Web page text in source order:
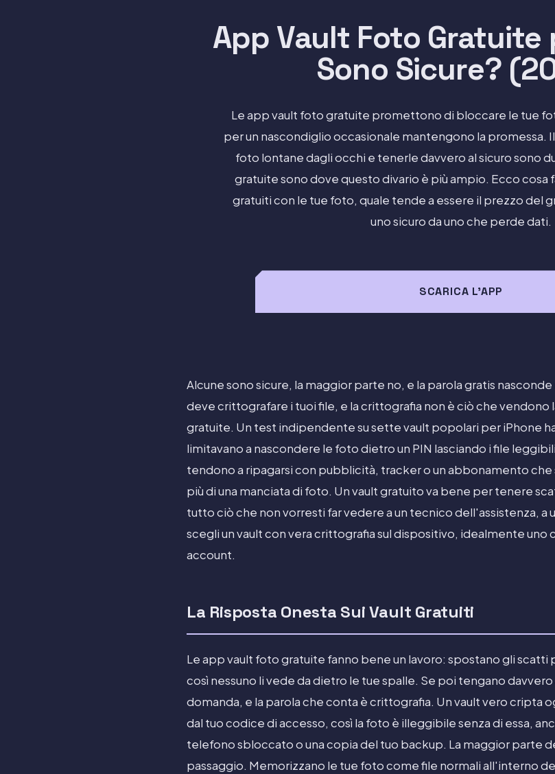
App Vault Foto Gratuite
Sono Sicure?
Le app vault foto gratuite promettono di bloccare le tue
per un nascondiglio occasionale mantengono la promessa.
foto lontane dagli occhi e tenerle davvero al sicuro sono
gratuite sono dove questo divario è più ampio. Ecco cosa
gratuiti con le tue foto, quale tende a essere il prezzo del
uno sicuro da uno che perde dati.
SCARICA L'APP
Alcune sono sicure, la maggior parte no, e la parola gratis
deve crittografare i tuoi file, e la crittografia non è ciò che
gratuite. Un test indipendente su sette vault popolari per iPhone
limitavano a nascondere le foto dietro un PIN lasciando i file
tendono a ripagarsi con pubblicità, tracker o un abbonamento
più di una manciata di foto. Un vault gratuito va bene per tenere
tutto ciò che non vorresti far vedere a un tecnico dell'assistenza, a
scegli un vault con vera crittografia sul dispositivo, idealmente uno
account.
La Risposta Onesta Sui Vault Gratuiti
Le app vault foto gratuite fanno bene un lavoro: spostano gli scatti
così nessuno li vede da dietro le tue spalle. Se poi tengano
domanda, e la parola che conta è crittografia. Un vault vero cripta
dal tuo codice di accesso, così la foto è illeggibile senza di essa,
telefono sbloccato o una copia del tuo backup. La maggior parte
passaggio. Memorizzano le tue foto come file normali all'interno